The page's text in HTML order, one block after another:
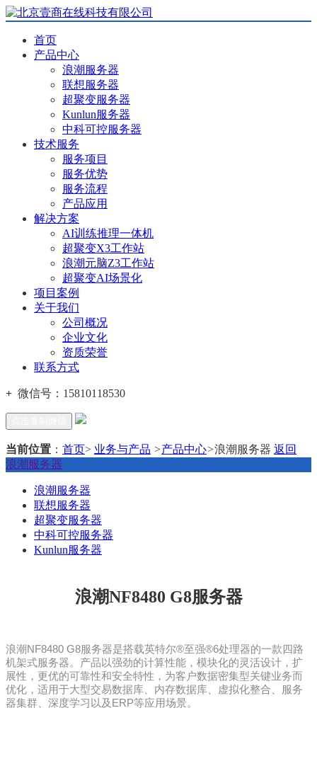
首页
产品中心
浪潮服务器
联想服务器
超聚变服务器
Kunlun服务器
中科可控服务器
技术服务
服务项目
服务优势
服务流程
产品应用
解决方案
AI训练推理一体机
超聚变X3工作站
浪潮元脑Z3工作站
超聚变AI场景化
项目案例
关于我们
公司概况
企业文化
资质荣誉
联系方式
+ 微信号： 15810118530
当前位置 ： 首页> 业务与产品 >产品中心>浪潮服务器 返回
浪潮服务器
浪潮服务器
联想服务器
超聚变服务器
中科可控服务器
Kunlun服务器
浪潮NF8480 G8服务器
浪潮NF8480 G8服务器是搭载英特尔®至强®6处理器的一款四路
机架式服务器。产品以强劲的计算性能，模块化的灵活设计，扩
展性，更优的可靠性和安全特性，为客户数据密集型关键业务而
优化，适用于大型交易数据库、内存数据库、虚拟化整合、服务
器集群、深度学习以及ERP等应用场景。